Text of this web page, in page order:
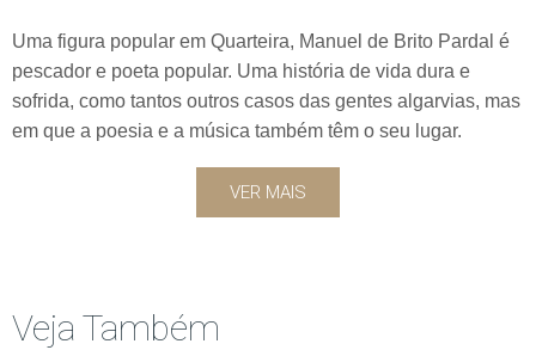
Uma figura popular em Quarteira, Manuel de Brito Pardal é
pescador e poeta popular. Uma história de vida dura e
sofrida, como tantos outros casos das gentes algarvias, mas
em que a poesia e a música também têm o seu lugar.
VER MAIS
Veja Também